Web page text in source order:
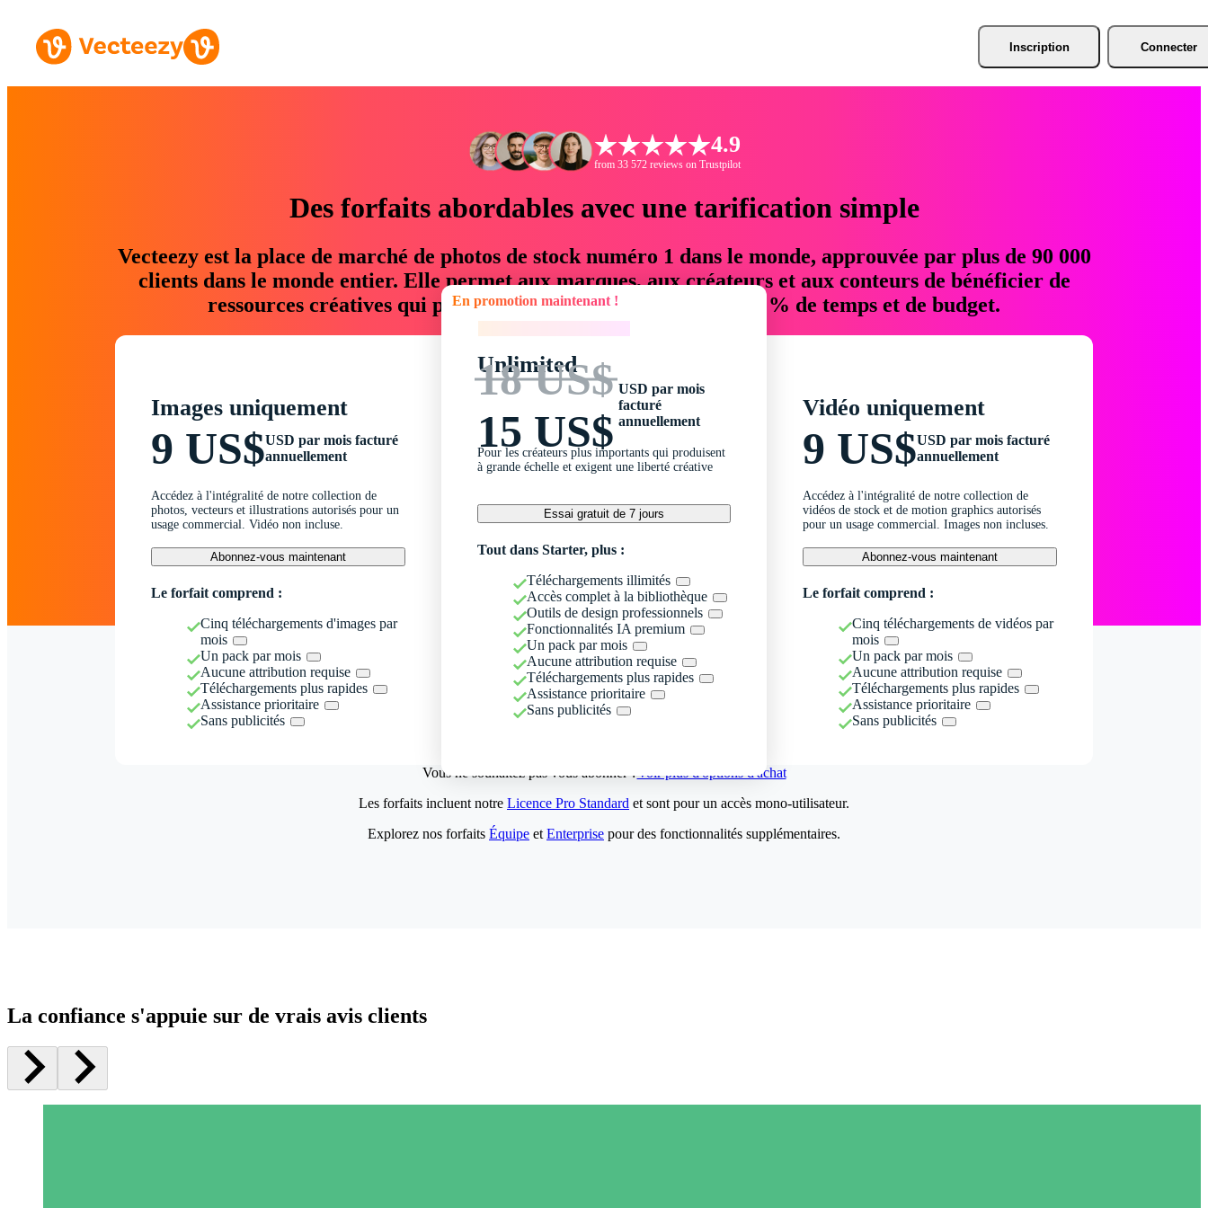
Inscription Connecter
4.9
from 33 572 reviews on Trustpilot
Des forfaits abordables avec une tarification simple
Vecteezy est la place de marché de photos de stock numéro 1 dans le monde, approuvée par plus de 90 000
clients dans le monde entier. Elle permet aux marques, aux créateurs et aux conteurs de bénéficier de
ressources créatives qui permettent d'économiser jusqu'à 76 % de temps et de budget.
Images uniquement
9 US$USD par mois facturé
annuellement
Accédez à l'intégralité de notre collection de
photos, vecteurs et illustrations autorisés pour un
usage commercial. Vidéo non incluse.
Abonnez-vous maintenant
Le forfait comprend :
Cinq téléchargements d'images par
mois
Un pack par mois
Aucune attribution requise
Téléchargements plus rapides
Assistance prioritaire
Sans publicités
En promotion maintenant !
Unlimited
18 US$
15 US$
USD par mois
facturé
annuellement
Pour les créateurs plus importants qui produisent
à grande échelle et exigent une liberté créative
Essai gratuit de 7 jours
Tout dans Starter, plus :
Téléchargements illimités
Accès complet à la bibliothèque
Outils de design professionnels
Fonctionnalités IA premium
Un pack par mois
Aucune attribution requise
Téléchargements plus rapides
Assistance prioritaire
Sans publicités
Vidéo uniquement
9 US$USD par mois facturé
annuellement
Accédez à l'intégralité de notre collection de
vidéos de stock et de motion graphics autorisés
pour un usage commercial. Images non incluses.
Abonnez-vous maintenant
Le forfait comprend :
Cinq téléchargements de vidéos par
mois
Un pack par mois
Aucune attribution requise
Téléchargements plus rapides
Assistance prioritaire
Sans publicités
Vous ne souhaitez pas vous abonner ?Voir plus d'options d'achat
Les forfaits incluent notre Licence Pro Standard et sont pour un accès mono-utilisateur.
Explorez nos forfaits Équipe et Enterprise pour des fonctionnalités supplémentaires.
La confiance s'appuie sur de vrais avis clients